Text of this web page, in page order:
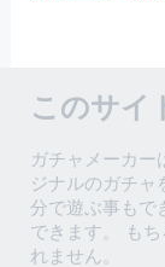
このサイ
ガチャメーカー
ジナルのガチャ
分で遊ぶ事もで
できます。 も
れません。